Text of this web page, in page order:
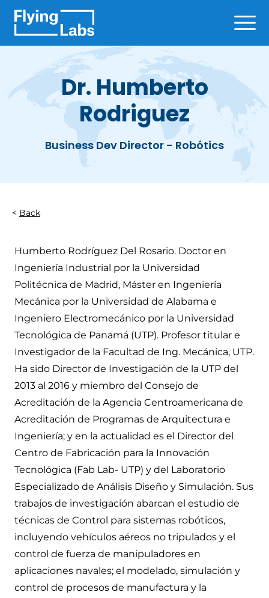
Dr. Humberto
Rodriguez
Business Dev Director - Robótics
Back
Humberto Rodríguez Del Rosario. Doctor en
Ingeniería Industrial por la Universidad
Politécnica de Madrid, Máster en Ingeniería
Mecánica por la Universidad de Alabama e
Ingeniero Electromecánico por la Universidad
Tecnológica de Panamá (UTP). Profesor titular e
Investigador de la Facultad de Ing. Mecánica, UTP.
Ha sido Director de Investigación de la UTP del
2013 al 2016 y miembro del Consejo de
Acreditación de la Agencia Centroamericana de
Acreditación de Programas de Arquitectura e
Ingeniería; y en la actualidad es el Director del
Centro de Fabricación para la Innovación
Tecnológica (Fab Lab- UTP) y del Laboratorio
Especializado de Análisis Diseño y Simulación. Sus
trabajos de investigación abarcan el estudio de
técnicas de Control para sistemas robóticos,
incluyendo vehículos aéreos no tripulados y el
control de fuerza de manipuladores en
aplicaciones navales; el modelado, simulación y
control de procesos de manufactura y la